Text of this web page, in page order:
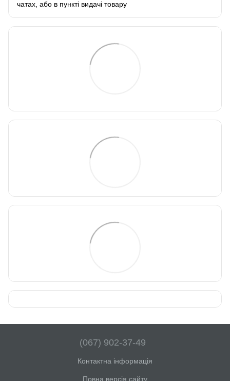
чатах, або в пункті видачі товару
(067) 902-37-49
Контактна інформація
Повна версія сайту